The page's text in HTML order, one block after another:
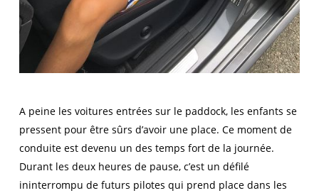
A peine les voitures entrées sur le paddock, les enfants se
pressent pour être sûrs d’avoir une place. Ce moment de
conduite est devenu un des temps fort de la journée.
Durant les deux heures de pause, c’est un défilé
ininterrompu de futurs pilotes qui prend place dans les